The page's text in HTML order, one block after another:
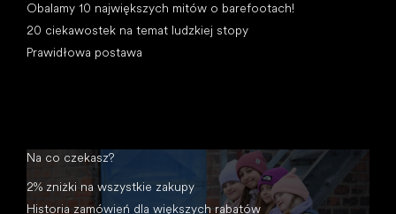
Obalamy 10 największych mitów o barefootach!
20 ciekawostek na temat ludzkiej stopy
Prawidłowa postawa
Na co czekasz?
2% zniżki na wszystkie zakupy
Historia zamówień dla większych rabatów